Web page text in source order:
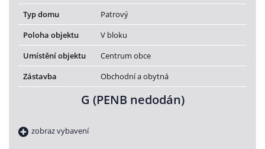
Typ domu
Patrový
Poloha objektu
V bloku
Umístění objektu
Centrum obce
Zástavba
Obchodní a obytná
G (PENB nedodán)
zobraz vybavení